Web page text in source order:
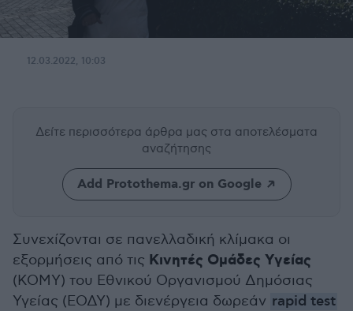
12.03.2022, 10:03
Δείτε περισσότερα άρθρα μας στα αποτελέσματα
αναζήτησης
Add Protothema.gr on Google
Συνεχίζονται σε πανελλαδική κλίμακα οι
εξορμήσεις από τις Κινητές Ομάδες Υγείας
(ΚΟΜΥ) του Εθνικού Οργανισμού Δημόσιας
Υγείας (ΕΟΔΥ) με διενέργεια δωρεάν rapid test